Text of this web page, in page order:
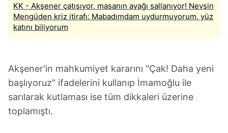
KK - Akşener çatışıyor, masanın ayağı sallanıyor! Nevşin
Mengüden kriz itirafı: Mabadımdam uydurmuyorum, yüz
katını biliyorum
Akşener'in mahkumiyet kararını "Çak! Daha yeni
başlıyoruz" ifadelerini kullanıp İmamoğlu ile
sarılarak kutlaması ise tüm dikkaleri üzerine
toplamıştı.